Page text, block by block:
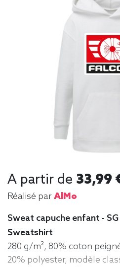
A partir de 33,99
Réalisé parAlMo
Sweat capuche enfant -
Sweatshirt
280 g/m², 80% coton
20% polyester, modèle